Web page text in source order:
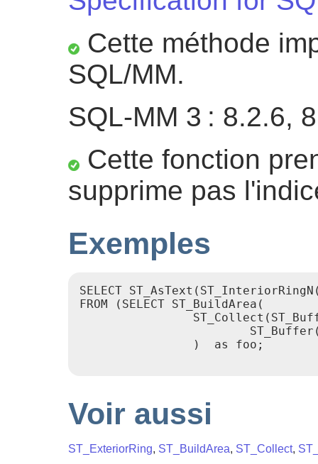
Cette méthode
SQL/MM.
SQL-MM 3 : 8.2.6,
Cette fonction
supprime pas
Exemples
SELECT
FROM (SELECT ST_BuildArea(
                )  as foo;
Voir aussi
ST_ExteriorRing, ST_BuildArea, ST_Collect,